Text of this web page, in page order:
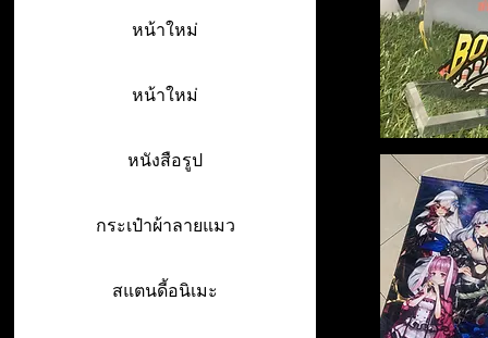
หน้าใหม่
หน้าใหม่
หนังสือรูป
กระเป๋าผ้าลายแมว
สแตนดี้อนิเมะ